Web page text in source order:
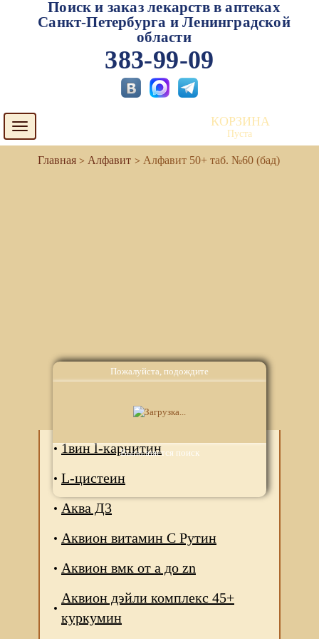
Пожалуйста, подождите
Выполняется поиск
Поиск и заказ лекарств в аптеках
Санкт-Петербурга и Ленинградской
области
383-99-09
Toggle
navigation
КОРЗИНА
Пуста
Алфавит Алфавит 50+ таб. №60 (бад)
Аналоги
1вин l-карнитин
L-цистеин
Аква Д3
Аквион витамин С Рутин
Аквион вмк от а до zn
Аквион дэйли комплекс 45+
куркумин